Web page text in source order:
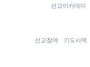
선교아카데미
선교참여 기도사역